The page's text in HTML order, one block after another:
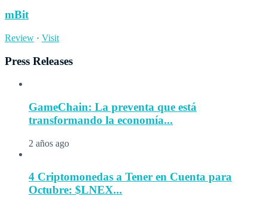
mBit
Review · Visit
Press Releases
GameChain: La preventa que está
transformando la economía...
2 años ago
4 Criptomonedas a Tener en Cuenta para
Octubre: $LNEX...